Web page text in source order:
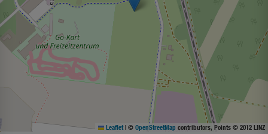
Leaflet | © OpenStreetMap contributors, Points © 2012 LINZ